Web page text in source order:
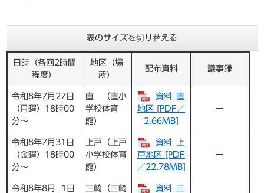
表のサイズを切り替える
日時（各回2時間
程度）
地区（場
所）
配布資料 議事録
令和8年7月27日
（月曜）18時00
分～
直 （直小
学校体育
館）
資料_直
地区 [PDF／
2.66MB]
ー
令和8年7月31日
（金曜）18時00
分～
上戸（上戸
小学校体育
館）
資料_上
戸地区 [PDF
／22.78MB]
ー
令和8年8月 1日
三崎（三崎
資料_三